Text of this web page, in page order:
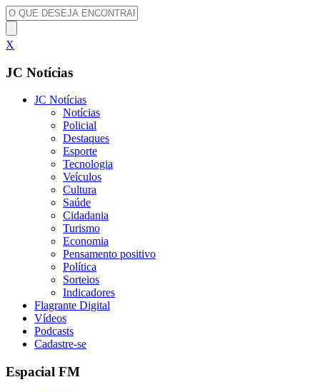
X
JC Notícias
JC Notícias
Notícias
Policial
Destaques
Esporte
Tecnologia
Veículos
Cultura
Saúde
Cidadania
Turismo
Economia
Pensamento positivo
Política
Sorteios
Indicadores
Flagrante Digital
Vídeos
Podcasts
Cadastre-se
Espacial FM